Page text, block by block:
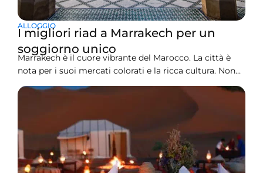
ALLOGGIO
I migliori riad a Marrakech per un
soggiorno unico
Marrakech è il cuore vibrante del Marocco. La città è
nota per i suoi mercati colorati e la ricca cultura. Non
puoi perdere la sua splendida architettura. Ecco perché
le persone amano godere di stare il più vicino possibile